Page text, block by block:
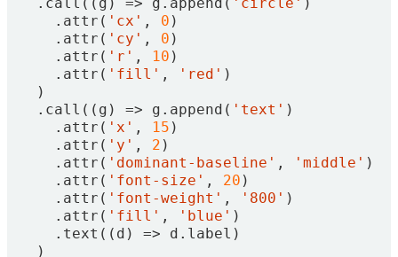
. attr ( 'cx' , 0 )
. attr ( 'cy' , 0 )
. attr ( 'r' , 10 )
. attr ( 'fill' , 'red' )
)
. call (( g ) => g . append ( 'text' )
. attr ( 'x' , 15 )
. attr ( 'y' , 2 )
. attr ( 'dominant-baseline' , 'middle' )
. attr ( 'font-size' , 20 )
. attr ( 'font-weight' , '800' )
. attr ( 'fill' , 'blue' )
. text (( d ) => d . label )
)